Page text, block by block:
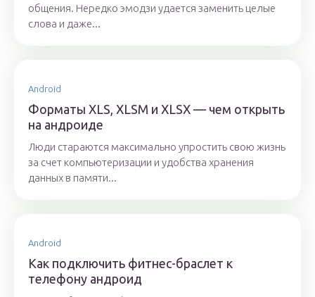
общения. Нередко эмодзи удается заменить целые
слова и даже...
Android
Форматы XLS, XLSM и XLSX — чем открыть
на андроиде
Люди стараются максимально упростить свою жизнь
за счет компьютеризации и удобства хранения
данных в памяти...
Android
Как подключить фитнес-браслет к
телефону андроид